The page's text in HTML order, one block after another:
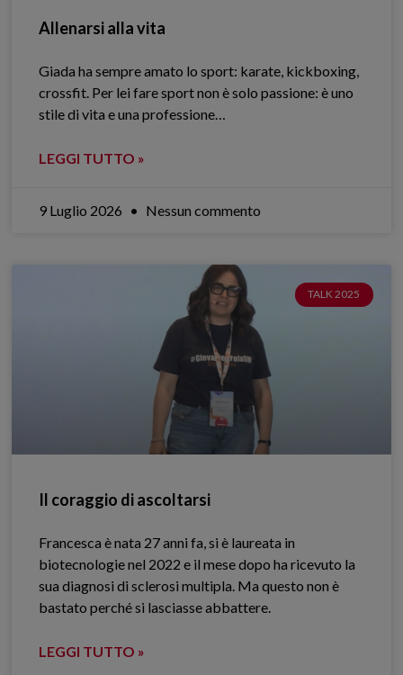
Allenarsi alla vita
Giada ha sempre amato lo sport: karate, kickboxing,
crossfit. Per lei fare sport non è solo passione: è uno
stile di vita e una professione…
LEGGI TUTTO »
9 Luglio 2026 Nessun commento
TALK 2025
Il coraggio di ascoltarsi
Francesca è nata 27 anni fa, si è laureata in
biotecnologie nel 2022 e il mese dopo ha ricevuto la
sua diagnosi di sclerosi multipla. Ma questo non è
bastato perché si lasciasse abbattere.
LEGGI TUTTO »